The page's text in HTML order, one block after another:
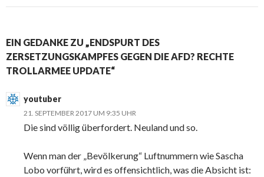
EIN GEDANKE ZU „ENDSPURT DES
ZERSETZUNGSKAMPFES GEGEN DIE AFD? RECHTE
TROLLARMEE UPDATE“
youtuber
21. SEPTEMBER 2017 UM 9:35 UHR
Die sind völlig überfordert. Neuland und so.
Wenn man der „Bevölkerung“ Luftnummern wie Sascha
Lobo vorführt, wird es offensichtlich, was die Absicht ist: